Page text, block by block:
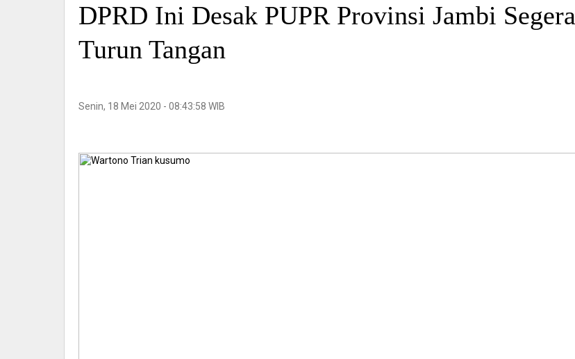
DPRD Ini Desak PUPR Provinsi Jambi Segera
Turun Tangan
Senin, 18 Mei 2020 - 08:43:58 WIB